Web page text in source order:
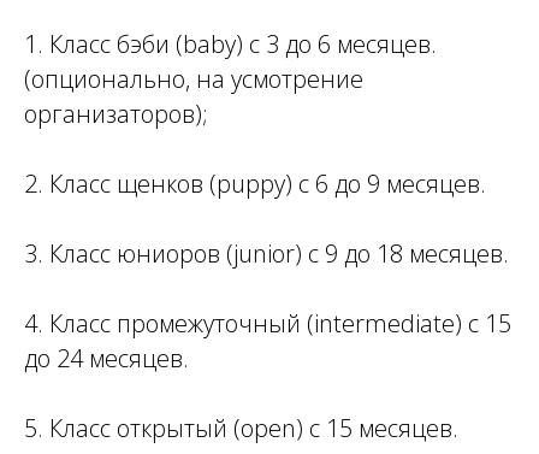
1. Класс бэби (baby) с 3 до 6 месяцев.
(опционально, на усмотрение
организаторов);
2. Класс щенков (puppy) с 6 до 9 месяцев.
3. Класс юниоров (junior) с 9 до 18 месяцев.
4. Класс промежуточный (intermediate) с 15
до 24 месяцев.
5. Класс открытый (open) c 15 месяцев.